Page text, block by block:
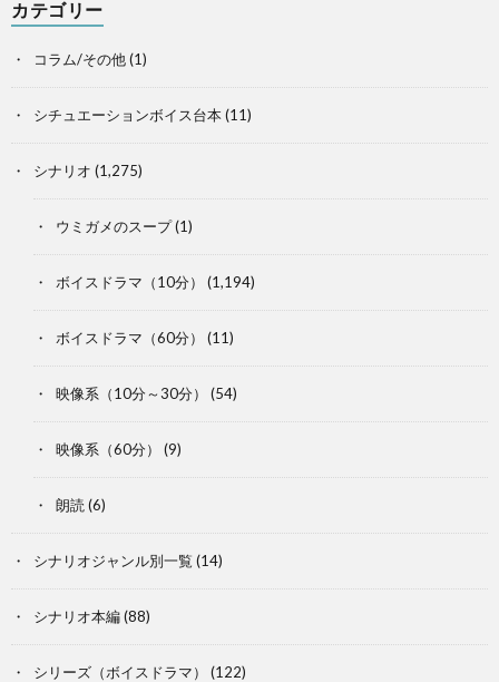
カテゴリー
コラム/その他(1)
シチュエーションボイス台本(11)
シナリオ (1,275)
ウミガメのスープ(1)
ボイスドラマ（10分） (1,194)
ボイスドラマ（60分） (11)
映像系（10分～30分） (54)
映像系（60分） (9)
朗読 (6)
シナリオジャンル別一覧 (14)
シナリオ本編(88)
シリーズ（ボイスドラマ） (122)